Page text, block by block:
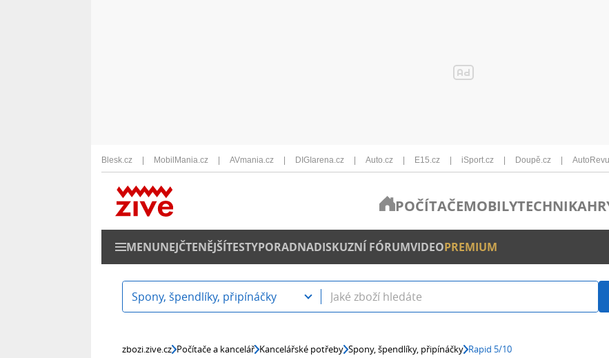
Blesk.cz MobilMania.cz AVmania.cz DIGIarena.cz Auto.cz E15.cz iSport.cz Doupě.cz
POČÍTAČEMOBILYTECHNIKA
MENUNEJČTENĚJŠÍTESTYPORADNADISKUZNÍ FÓRUMVIDEOPREMIUM
Spony, špendlíky, připínáčky
zbozi.zive.cz Počítače a kancelář Kancelářské potřeby Spony, špendlíky, připínáčky Rapid 5/10